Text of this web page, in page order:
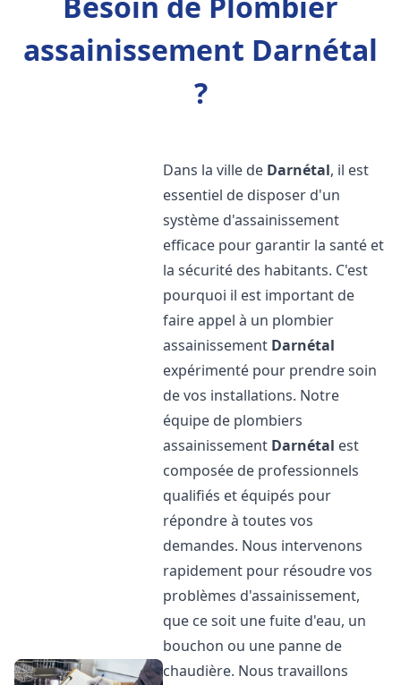
assainissement Darnétal
?
Dans la ville de Darnétal, il est
essentiel de disposer d'un
système d'assainissement
efficace pour garantir la santé et
la sécurité des habitants. C'est
pourquoi il est important de
faire appel à un plombier
assainissement Darnétal
expérimenté pour prendre soin
de vos installations. Notre
équipe de plombiers
assainissement Darnétal est
composée de professionnels
qualifiés et équipés pour
répondre à toutes vos
demandes. Nous intervenons
rapidement pour résoudre vos
problèmes d'assainissement,
que ce soit une fuite d'eau, un
bouchon ou une panne de
chaudière. Nous travaillons